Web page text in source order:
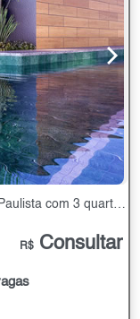
com 3 quartos - 80 m²
R$ Consultar